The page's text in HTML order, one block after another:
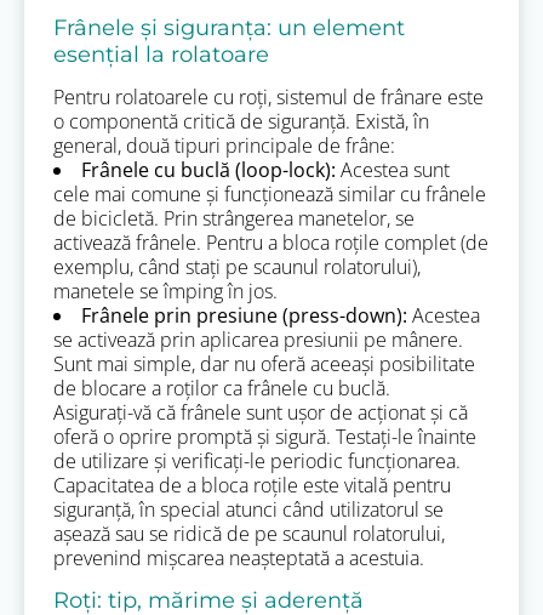
Frânele și siguranța: un element
esențial la rolatoare
Pentru rolatoarele cu roți, sistemul de frânare este
o componentă critică de siguranță. Există, în
general, două tipuri principale de frâne:
Frânele cu buclă (loop-lock): Acestea sunt
cele mai comune și funcționează similar cu frânele
de bicicletă. Prin strângerea manetelor, se
activează frânele. Pentru a bloca roțile complet (de
exemplu, când stați pe scaunul rolatorului),
manetele se împing în jos.
Frânele prin presiune (press-down): Acestea
se activează prin aplicarea presiunii pe mânere.
Sunt mai simple, dar nu oferă aceeași posibilitate
de blocare a roților ca frânele cu buclă.
Asigurați-vă că frânele sunt ușor de acționat și că
oferă o oprire promptă și sigură. Testați-le înainte
de utilizare și verificați-le periodic funcționarea.
Capacitatea de a bloca roțile este vitală pentru
siguranță, în special atunci când utilizatorul se
așează sau se ridică de pe scaunul rolatorului,
prevenind mișcarea neașteptată a acestuia.
Roți: tip, mărime și aderență